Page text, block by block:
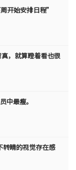
开始安排日程”
，就算瞪着看也很
中最瘦。
转睛的视觉存在感